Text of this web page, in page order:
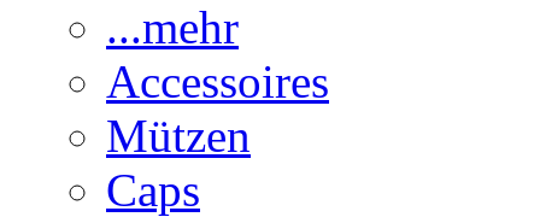
...mehr
Accessoires
Mützen
Caps